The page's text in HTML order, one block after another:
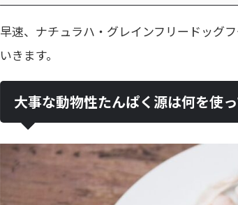
早速、ナチュラハ・グレインフリードッグ
いきます。
大事な動物性たんぱく源は何を使